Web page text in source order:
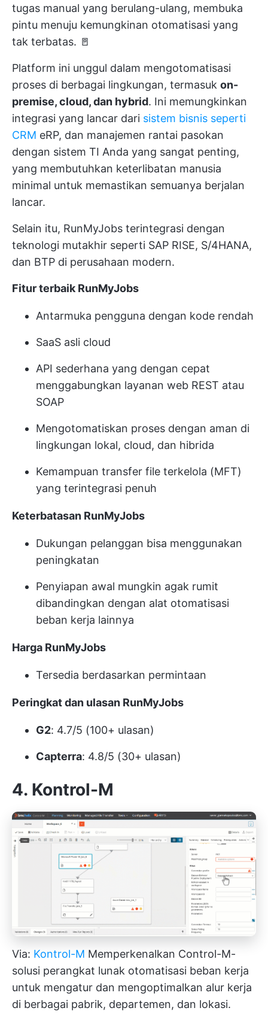
tugas manual yang berulang-ulang, membuka
pintu menuju kemungkinan otomatisasi yang
tak terbatas. 🚪
Platform ini unggul dalam mengotomatisasi
proses di berbagai lingkungan, termasuk on-
premise, cloud, dan hybrid. Ini memungkinkan
integrasi yang lancar dari sistem bisnis seperti
CRM eRP, dan manajemen rantai pasokan
dengan sistem TI Anda yang sangat penting,
yang membutuhkan keterlibatan manusia
minimal untuk memastikan semuanya berjalan
lancar.
Selain itu, RunMyJobs terintegrasi dengan
teknologi mutakhir seperti SAP RISE, S/4HANA,
dan BTP di perusahaan modern.
Fitur terbaik RunMyJobs
Antarmuka pengguna dengan kode rendah
SaaS asli cloud
API sederhana yang dengan cepat
menggabungkan layanan web REST atau
SOAP
Mengotomatiskan proses dengan aman di
lingkungan lokal, cloud, dan hibrida
Kemampuan transfer file terkelola (MFT)
yang terintegrasi penuh
Keterbatasan RunMyJobs
Dukungan pelanggan bisa menggunakan
peningkatan
Penyiapan awal mungkin agak rumit
dibandingkan dengan alat otomatisasi
beban kerja lainnya
Harga RunMyJobs
Tersedia berdasarkan permintaan
Peringkat dan ulasan RunMyJobs
G2: 4.7/5 (100+ ulasan)
Capterra: 4.8/5 (30+ ulasan)
4. Kontrol-M
Via: Kontrol-M Memperkenalkan Control-M-
solusi perangkat lunak otomatisasi beban kerja
untuk mengatur dan mengoptimalkan alur kerja
di berbagai pabrik, departemen, dan lokasi.